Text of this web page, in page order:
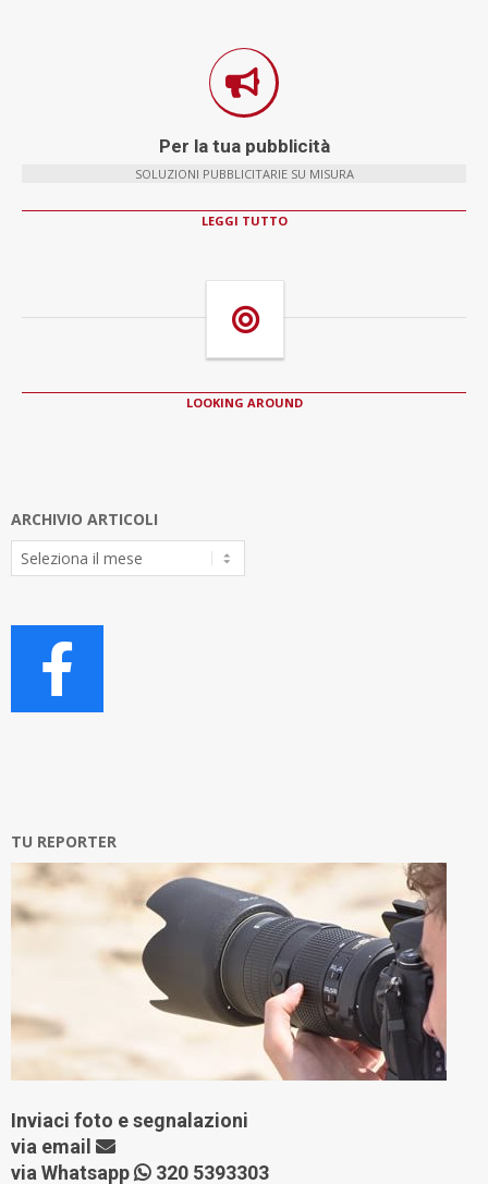
Per la tua pubblicità
SOLUZIONI PUBBLICITARIE SU MISURA
LEGGI TUTTO
LOOKING AROUND
ARCHIVIO ARTICOLI
Archivio
Articoli
TU REPORTER
Inviaci foto e segnalazioni
via email
via Whatsapp
320 5393303